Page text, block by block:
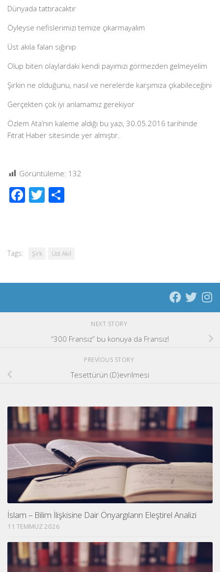
Dünyada tattıracaktır
Öyleyse nefislerimizi temize çıkarmayalım
Üst akıla falan sığınıp
Olup biten olaylardaki kendi payımızı görmezden gelmeyelim
Şirkin ne olduğunu, nasıl ve nerelerde karşımıza çıkabileceğini
Gerçekten çok iyi anlamamız gerekiyor
Özlem Ata’nın kaleme aldığı bu yazı, 30.05.2016 tarihinde
Fıtrat Haber sitesinde yer almıştır.
Görüntüleme: 132
Facebook
Twitter
Tags: Şirk Üst Akıl
NEXT STORY
“300 Fransız” bu konuya da Fransız!
PREVIOUS STORY
Tesettürün (D)evrilmesi
İslam – Bilim İlişkisine Dair Önyargıların Eleştirel Analizi
11 TEMMUZ 2026